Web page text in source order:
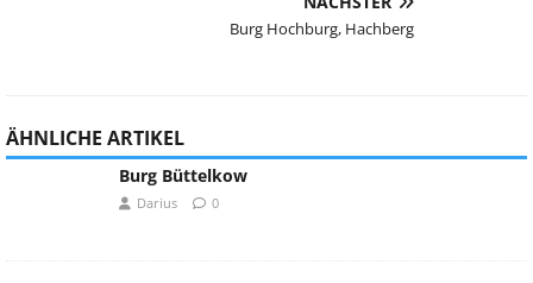
Burg Hochburg, Hachberg
ÄHNLICHE ARTIKEL
Burg Büttelkow
Darius 0